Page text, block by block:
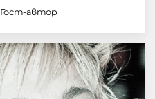
Гост-автор